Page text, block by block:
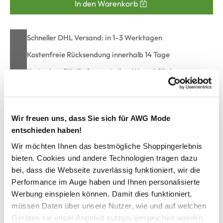
Wir freuen uns, dass Sie sich für AWG Mode
entschieden haben!
Wir möchten Ihnen das bestmögliche Shoppingerlebnis
bieten. Cookies und andere Technologien tragen dazu
bei, dass die Webseite zuverlässig funktioniert, wir die
Performance im Auge haben und Ihnen personalisierte
Werbung einspielen können. Damit dies funktioniert,
müssen Daten über unsere Nutzer, wie und auf welchen
Geräten sie unser Angebot nutzen, gespeichert werden.
In den Warenkorb
Schneller DHL Versand: in 1–3 Werktagen
Kostenfreie Rücksendung innerhalb 14 Tage
Kostenlose Filiallieferung in Ihre Wunschfiliale
Herren Freizeithemd
lässiges Freizeithemd von Jim Spencer
mit klassichem Kentkragen und Nackeninnenband
durchgehend geknöpft
aufgesetzte Brusttaschen, mit Klappe und Knopf